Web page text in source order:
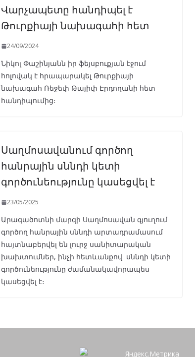
Վարչապետը հանդիպել է
Թուրքիայի նախագահի հետ
24/09/2024
Նիկոլ Փաշինյանն իր ֆեյսբուքյան էջում
հոլովակ է հրապարակել Թուրքիայի
նախագահ Ռեջեփ Թայիփ Էրդողանի հետ
հանդիպումից։
Սաղմոսավանում գործող
հանրային սննդի կետի
գործունեությունը կասեցվել է
23/05/2025
Արագածոտնի մարզի Սաղմոսավան գյուղում
գործող հանրային սննդի արտադրամասում
հայտնաբերվել են լուրջ սանիտարական
խախտումներ, ինչի հետևանքով սննդի կետի
գործունեությունը ժամանակավորապես
կասեցվել է։